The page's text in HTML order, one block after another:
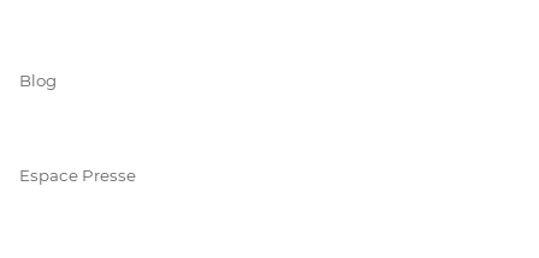
Blog
Espace Presse